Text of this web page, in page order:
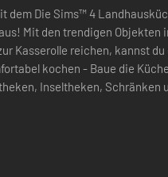
dem Die Sims™ 4
Mit den trendigen Objekten
Kasserolle reichen, kannst
Inseltheken, Schränken
Farben erh...